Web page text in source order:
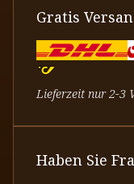
Gratis
Lieferzeit nur 2-3
Haben Sie